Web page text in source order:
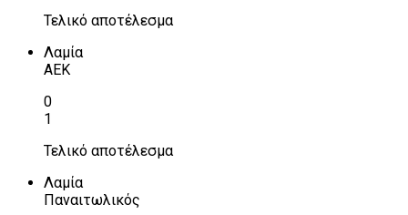
Τελικό αποτέλεσμα
Λαμία
ΑΕΚ
0
1
Τελικό αποτέλεσμα
Λαμία
Παναιτωλικός